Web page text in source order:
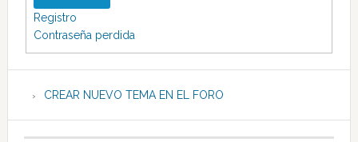
Registro
Contraseña perdida
CREAR NUEVO TEMA EN EL FORO